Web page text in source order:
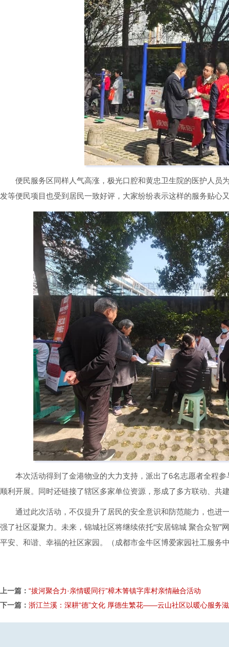
便民服务区同样人气高涨，极光口腔和黄忠卫生院的医护人员
发等便民项目也受到居民一致好评，大家纷纷表示这样的服务贴心
本次活动得到了金港物业的大力支持，派出了6名志愿者全程
顺利开展。同时还链接了辖区多家单位资源，形成了多方联动、共
通过此次活动，不仅提升了居民的安全意识和防范能力，也进
强了社区凝聚力。未来，锦城社区将继续依托“安居锦城 聚合众智”
平安、和谐、幸福的社区家园。（成都市金牛区博爱家园社工服务
上一篇： “拔河聚合力·亲情暖同行”樟木箐镇字库村亲情融合活动
下一篇： 浙江兰溪：深耕“德”文化 厚德生繁花——云山社区以暖心服务